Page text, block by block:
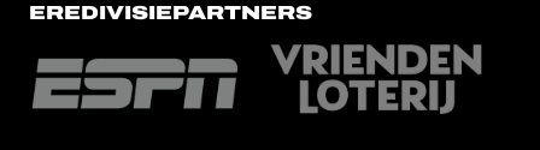
EREDIVISIEPARTNERS